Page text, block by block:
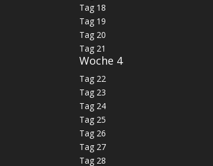
Tag 18
Tag 19
Tag 20
Tag 21
Woche 4
Tag 22
Tag 23
Tag 24
Tag 25
Tag 26
Tag 27
Tag 28